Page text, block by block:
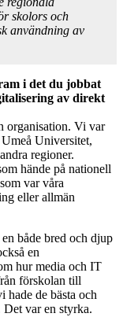
skolors och
användning av
i det du jobbat
av direkt
organisation. Vi var
Universitet,
regioner.
hände på nationell
var våra
eller allmän
både bred och djup
en
hur media och IT
förskolan till
hade de bästa och
Det var en styrka.